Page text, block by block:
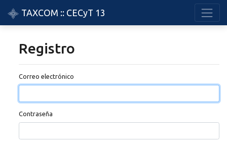
TAXCOM :: CECyT 13
Registro
Correo electrónico
Contraseña